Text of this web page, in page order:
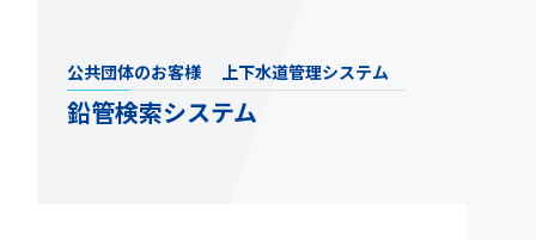
公共団体のお客様 上下水道管理システム
鉛管検索システム